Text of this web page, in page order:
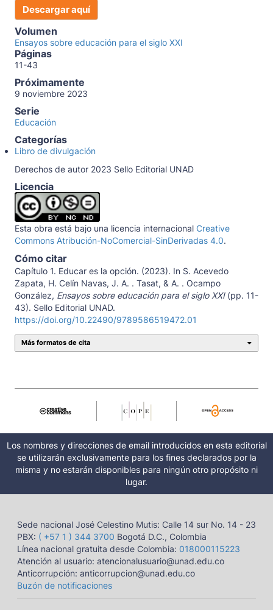
Descargar aquí
Volumen
Ensayos sobre educación para el siglo XXI
Páginas
11-43
Próximamente
9 noviembre 2023
Serie
Educación
Categorías
Libro de divulgación
Derechos de autor 2023 Sello Editorial UNAD
Licencia
Esta obra está bajo una licencia internacional Creative
Commons Atribución-NoComercial-SinDerivadas 4.0.
Cómo citar
Capítulo 1. Educar es la opción. (2023). In S. Acevedo
Zapata, H. Celín Navas, J. A. . Tasat, & A. . Ocampo
González, Ensayos sobre educación para el siglo XXI(pp. 11-
43). Sello Editorial UNAD.
https://doi.org/10.22490/9789586519472.01
Más formatos de cita
Los nombres y direcciones de email introducidos en esta editorial
se utilizarán exclusivamente para los fines declarados por la
misma y no estarán disponibles para ningún otro propósito ni
lugar.
Sede nacional José Celestino Mutis: Calle 14 sur No. 14 - 23
PBX: ( +57 1 ) 344 3700 Bogotá D.C., Colombia
Línea nacional gratuita desde Colombia: 018000115223
Atención al usuario: atencionalusuario@unad.edu.co
Anticorrupción: anticorrupcion@unad.edu.co
Buzón de notificaciones